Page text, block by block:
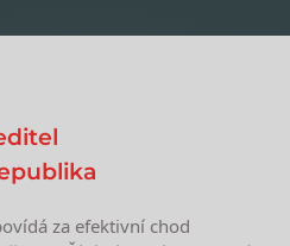
za efektivní chod